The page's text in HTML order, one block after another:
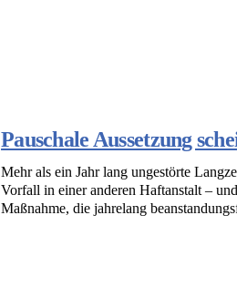
Pauschale Aussetzung
Mehr als ein Jahr lang ungestörte
Vorfall in einer anderen Haftanstalt –
Maßnahme, die jahrelang